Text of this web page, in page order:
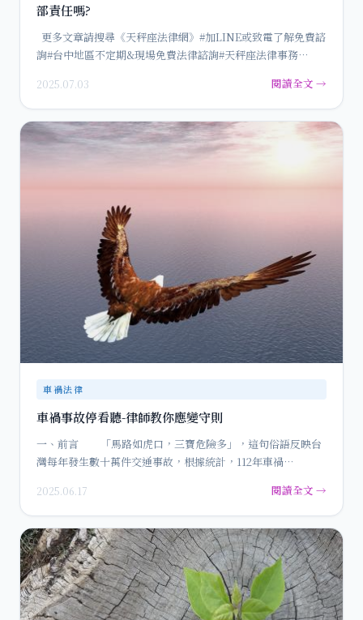
部責任嗎?
更多文章請搜尋《天秤座法律網》#加LINE或致電了解免費諮
詢#台中地區不定期&現場免費法律諮詢#天秤座法律事務…
2025.07.03 閱讀全文 →
車禍法律
車禍事故停看聽-律師教你應變守則
一、前言 「馬路如虎口，三寶危險多」，這句俗語反映台
灣每年發生數十萬件交通事故，根據統計，112年車禍…
2025.06.17 閱讀全文 →